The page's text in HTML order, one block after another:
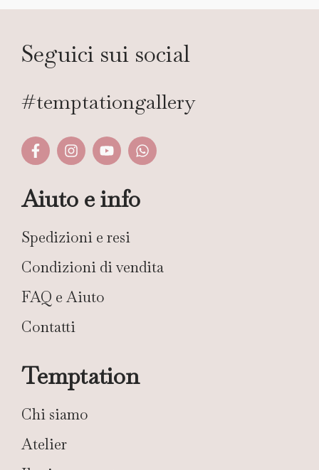
Seguici sui social
#temptationgallery
Aiuto e info
Spedizioni e resi
Condizioni di vendita
FAQ e Aiuto
Contatti
Temptation
Chi siamo
Atelier